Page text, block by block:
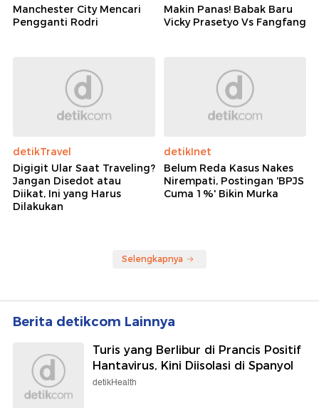
Manchester City Mencari
Pengganti Rodri
Makin Panas! Babak Baru
Vicky Prasetyo Vs Fangfang
detikTravel
Digigit Ular Saat Traveling?
Jangan Disedot atau
Diikat, Ini yang Harus
Dilakukan
detikInet
Belum Reda Kasus Nakes
Nirempati, Postingan 'BPJS
Cuma 1%' Bikin Murka
Selengkapnya
Berita detikcom Lainnya
Turis yang Berlibur di Prancis Positif
Hantavirus, Kini Diisolasi di Spanyol
detikHealth